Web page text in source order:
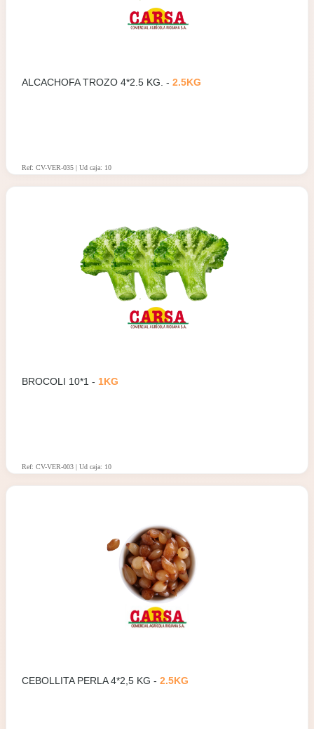
ALCACHOFA TROZO 4*2.5 KG. - 2.5KG
Ref: CV-VER-035 | Ud caja: 10
BROCOLI 10*1 - 1KG
Ref: CV-VER-003 | Ud caja: 10
CEBOLLITA PERLA 4*2,5 KG - 2.5KG